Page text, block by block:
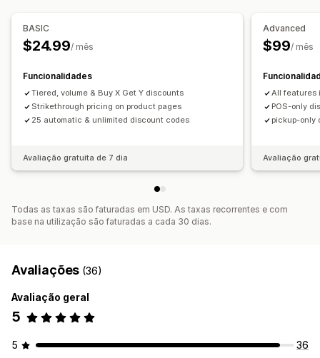
Descontos na finalização da compra
Preços dinâmicos
Gestão de descontos
Conversão de moeda Localização
Acionadores e regras Automatizações
Direcionamento
BASIC
$24.99/ mês
Funcionalidades
Tiered, volume & Buy X Get Y discounts
Strikethrough pricing on product pages
25 automatic & unlimited discount codes
Avaliação gratuita de 7 dia
Advanced
$99/ mês
All features
POS-only
pickup-only
Avaliação
Todas as taxas são faturadas em USD. As taxas recorrentes e com
base na utilização são faturadas a cada 30 dias.
Avaliações (36)
Avaliação geral
5
5
36